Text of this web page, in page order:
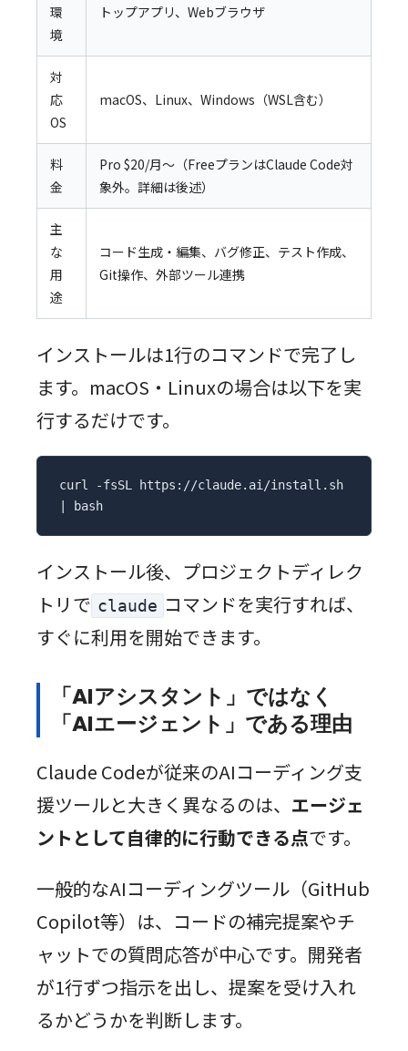
環
境
トップアプリ、Webブラウザ
対
応
OS
macOS、Linux、Windows（WSL含む）
料
金
Pro $20/月〜（FreeプランはClaude Code対
象外。詳細は後述）
主
な
用
途
コード生成・編集、バグ修正、テスト作成、
Git操作、外部ツール連携
インストールは1行のコマンドで完了し
ます。macOS・Linuxの場合は以下を実
行するだけです。
curl -fsSL https://claude.ai/install.sh
| bash
インストール後、プロジェクトディレク
トリで claude コマンドを実行すれば、
すぐに利用を開始できます。
「AIアシスタント」ではなく
「AIエージェント」である理由
Claude Codeが従来のAIコーディング支
援ツールと大きく異なるのは、 エージェ
ントとして自律的に行動できる点です。
一般的なAIコーディングツール（GitHub
Copilot等）は、コードの補完提案やチ
ャットでの質問応答が中心です。開発者
が1行ずつ指示を出し、提案を受け入れ
るかどうかを判断します。